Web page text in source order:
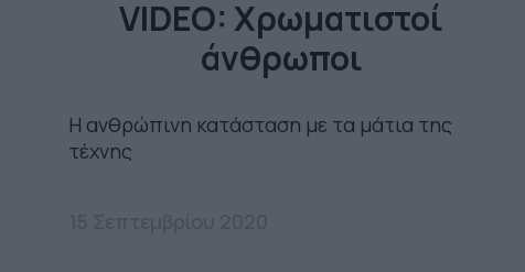
VIDEO: Χρωματιστοί
άνθρωποι
Η ανθρώπινη κατάσταση με τα μάτια της
τέχνης